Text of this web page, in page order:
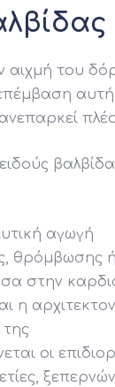
αιχμή του
αυτή
αγωγή
θρόμβωσης ή
στην
η
της
οι